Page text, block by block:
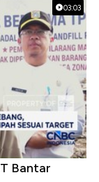
03:03
Bantar